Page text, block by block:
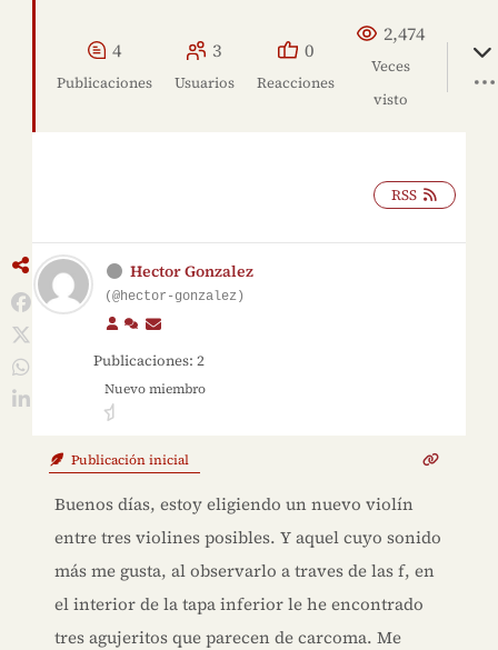
4
Publicaciones
3
Usuarios
0
Reacciones
2,474
Veces
visto
RSS
Hector Gonzalez
(@hector-gonzalez)
Publicaciones: 2
Nuevo miembro
Publicación inicial
Buenos días, estoy eligiendo un nuevo violín
entre tres violines posibles. Y aquel cuyo sonido
más me gusta, al observarlo a traves de las f, en
el interior de la tapa inferior le he encontrado
tres agujeritos que parecen de carcoma. Me